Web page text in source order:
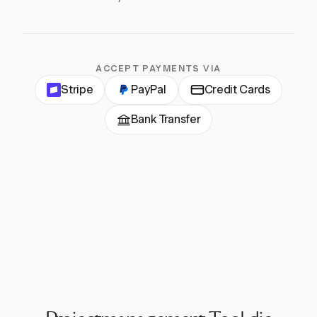
ACCEPT PAYMENTS VIA
Stripe PayPal Credit Cards
Bank Transfer